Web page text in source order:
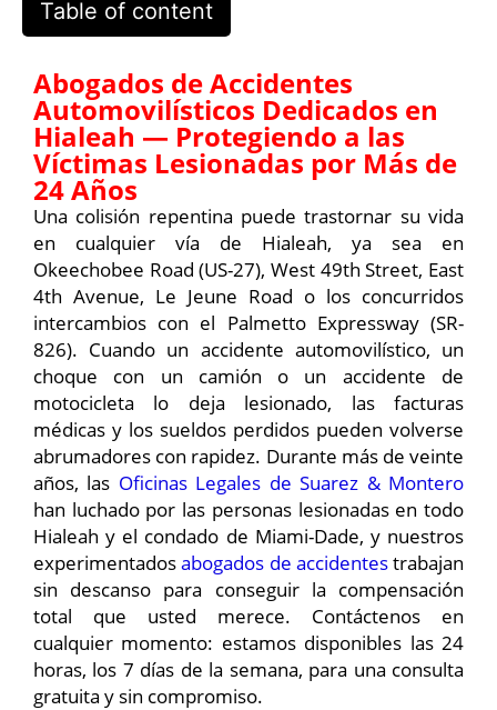
Table of content
Abogados de Accidentes
Automovilísticos Dedicados en
Hialeah — Protegiendo a las
Víctimas Lesionadas por Más de
24 Años
Una colisión repentina puede trastornar su vida
en cualquier vía de Hialeah, ya sea en
Okeechobee Road (US-27), West 49th Street, East
4th Avenue, Le Jeune Road o los concurridos
intercambios con el Palmetto Expressway (SR-
826). Cuando un accidente automovilístico, un
choque con un camión o un accidente de
motocicleta lo deja lesionado, las facturas
médicas y los sueldos perdidos pueden volverse
abrumadores con rapidez. Durante más de veinte
años, las Oficinas Legales de Suarez & Montero
han luchado por las personas lesionadas en todo
Hialeah y el condado de Miami-Dade, y nuestros
experimentadosabogados de accidentestrabajan
sin descanso para conseguir la compensación
total que usted merece. Contáctenos en
cualquier momento: estamos disponibles las 24
horas, los 7 días de la semana, para una consulta
gratuita y sin compromiso.